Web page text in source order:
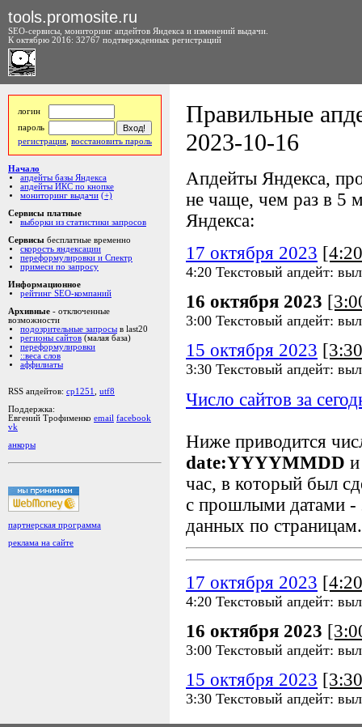
tools.promosite.ru
SEO-сервисы, мониторинг апдейтов Яндекса и изменений выдачи.
К октябрю 2016: 32767 подтвержденных регистраций
логин
пароль
регистрация восстановить пароль
Начало
апдейты базы Яндекса
апдейты ИКС по кнопке
мониторинг выдачи (+)
Сервисы платные
выборки из статистики запросов
Сервисы бесплатные временно
скорость яндексации
переформулировки и Спектр
примеси по запросу
Информационное
рейтинг SEO-компаний
Архивные - отключенные
возможности
подозрительные запросы в last20
регионы сайтов (малая база)
переформулировки
::веса слов
аффилиаты
RSS апдейтов: cp1251
utf8
Поддержка:
Евгений Трофименко email facebook
vk
анкоры
партнерская программа
реклама на сайте
Правильные
2023-10-16
Апдейты Яндекса,
не чаще, чем раз в 5
Яндекса:
17 октября 2023
4:20 Текстовый апдейт:
16 октября 2023
3:00 Текстовый апдейт:
15 октября 2023
3:30 Текстовый апдейт:
Число сайтов за
Ниже приводится
date:YYYYMMDD
час, в который был
с прошлыми датами -
данных по страницам.
17 октября 2023
4:20 Текстовый апдейт:
16 октября 2023
3:00 Текстовый апдейт:
15 октября 2023
3:30 Текстовый апдейт: